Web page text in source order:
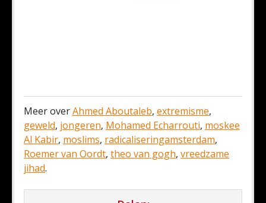
Meer overAhmed Aboutaleb, extremisme,
geweld, jongeren, Mohamed Echarrouti, moskee
Al Kabir, moslims, radicaliseringamsterdam,
Roemer van Oordt, theo van gogh, vreedzame
jihad.